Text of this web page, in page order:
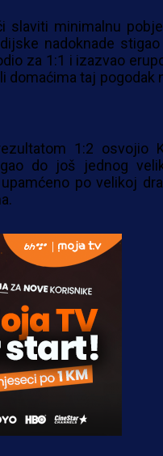
slaviti minimalnu
nadoknade
za 1:1 i izazvao
domaćima taj pogodak
1:2 osvojio
do još jednog
po velikoj